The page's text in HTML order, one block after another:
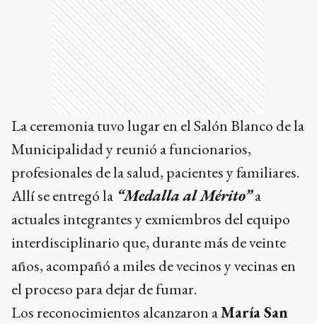
La ceremonia tuvo lugar en el Salón Blanco de la
Municipalidad y reunió a funcionarios,
profesionales de la salud, pacientes y familiares.
Allí se entregó la “Medalla al Mérito”a
actuales integrantes y exmiembros del equipo
interdisciplinario que, durante más de veinte
años, acompañó a miles de vecinos y vecinas en
el proceso para dejar de fumar.
Los reconocimientos alcanzaron aMaría San